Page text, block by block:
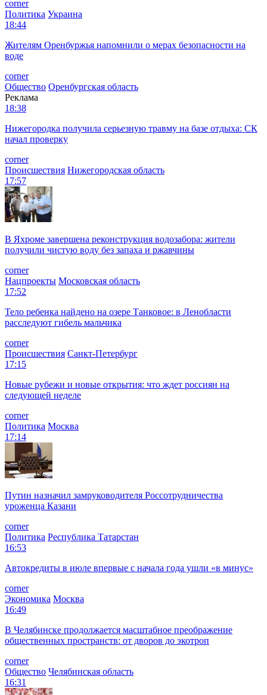
corner
Политика Украина
18:44
Жителям Оренбуржья напомнили о мерах безопасности на
воде
corner
Общество Оренбургская область
Реклама
18:38
Нижегородка получила серьезную травму на базе отдыха: СК
начал проверку
corner
Происшествия Нижегородская область
17:57
В Яхроме завершена реконструкция водозабора: жители
получили чистую воду без запаха и ржавчины
corner
Нацпроекты Московская область
17:52
Тело ребенка найдено на озере Танковое: в Ленобласти
расследуют гибель мальчика
corner
Происшествия Санкт-Петербург
17:15
Новые рубежи и новые открытия: что ждет россиян на
следующей неделе
corner
Политика Москва
17:14
Путин назначил замруководителя Россотрудничества
уроженца Казани
corner
Политика Республика Татарстан
16:53
Автокредиты в июле впервые с начала года ушли «в минус»
corner
Экономика Москва
16:49
В Челябинске продолжается масштабное преображение
общественных пространств: от дворов до экотроп
corner
Общество Челябинская область
16:31